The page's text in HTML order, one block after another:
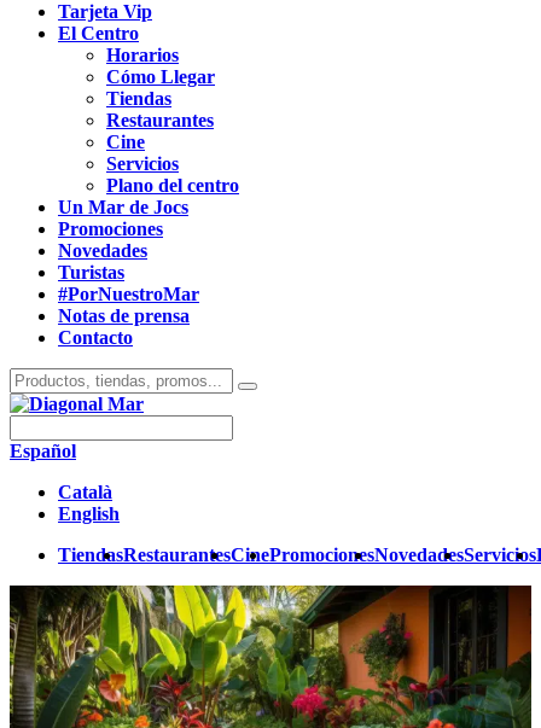
Tarjeta Vip
El Centro
Horarios
Cómo Llegar
Tiendas
Restaurantes
Cine
Servicios
Plano del centro
Un Mar de Jocs
Promociones
Novedades
Turistas
#PorNuestroMar
Notas de prensa
Contacto
Español
Català
English
TiendasRestaurantesCinePromocionesNovedadesServicios